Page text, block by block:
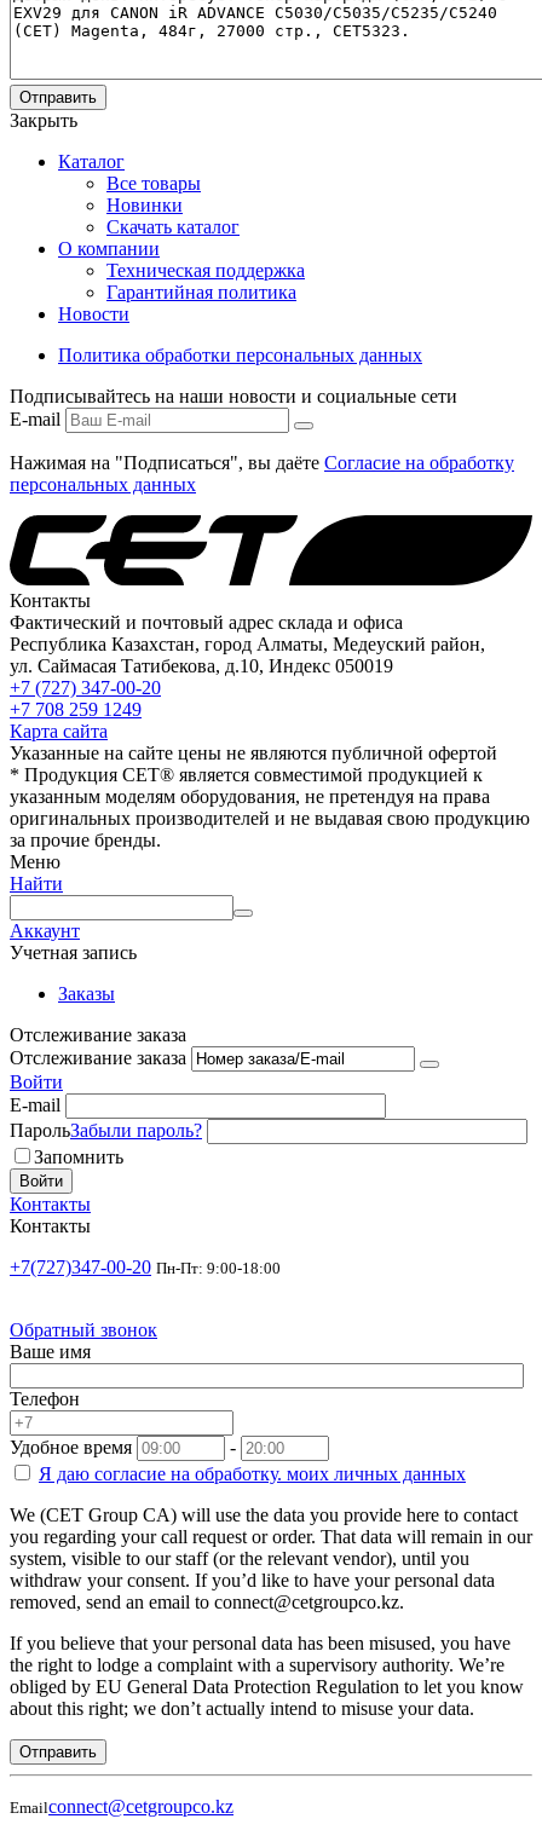
Отправить
Закрыть
Каталог
Все товары
Новинки
Скачать каталог
О компании
Техническая поддержка
Гарантийная политика
Новости
Политика обработки персональных данных
Подписывайтесь на наши новости и социальные сети
E-mail
Нажимая на "Подписаться", вы даёте Согласие на обработку
персональных данных
Контакты
Фактический и почтовый адрес склада и офиса
Республика Казахстан, город Алматы, Медеуский район,
ул. Саймасая Татибекова, д.10, Индекс 050019
+7 (727) 347-00-20
+7 708 259 1249
Карта сайта
Указанные на сайте цены не являются публичной офертой
* Продукция СЕТ® является совместимой продукцией к
указанным моделям оборудования, не претендуя на права
оригинальных производителей и не выдавая свою продукцию
за прочие бренды.
Меню
Найти
Аккаунт
Учетная запись
Заказы
Отслеживание заказа
Отслеживание заказа
Войти
E-mail
ПарольЗабыли пароль?
Запомнить
Войти
Контакты
Контакты
+7(727)347-00-20 Пн-Пт: 9:00-18:00
Обратный звонок
Ваше имя
Телефон
Удобное время
-
Я даю согласие на обработку. моих личных данных
We (CET Group CA) will use the data you provide here to contact
you regarding your call request or order. That data will remain in our
system, visible to our staff (or the relevant vendor), until you
withdraw your consent. If you’d like to have your personal data
removed, send an email to connect@cetgroupco.kz.
If you believe that your personal data has been misused, you have
the right to lodge a complaint with a supervisory authority. We’re
obliged by EU General Data Protection Regulation to let you know
about this right; we don’t actually intend to misuse your data.
Отправить
Emailconnect@cetgroupco.kz